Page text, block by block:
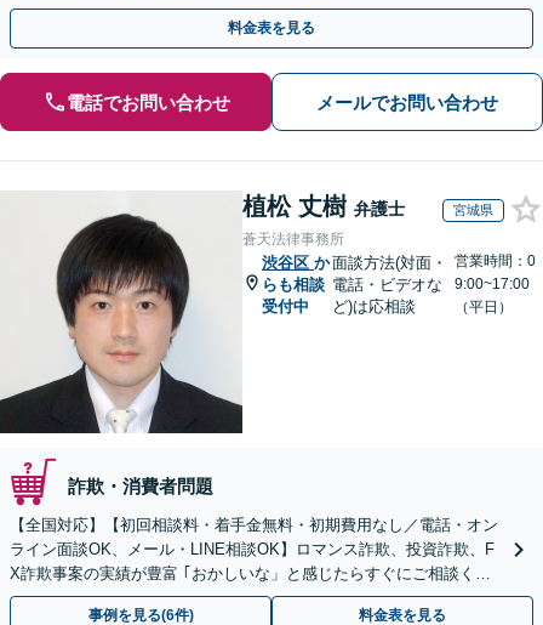
のみで解決も可能！
料金表を見る
電話でお問い合わせ メールでお問い合わせ
植松 丈樹 弁護士 宮城県
蒼天法律事務所
渋谷区 か
らも相談
受付中
面談方法(対面・
電話・ビデオな
ど)は応相談
営業時間：0
9:00~17:00
（平日）
詐欺・消費者問題
【全国対応】【初回相談料・着手金無料・初期費用なし／電話・オン
ライン面談OK、メール・LINE相談OK】ロマンス詐欺、投資詐欺、F
X詐欺事案の実績が豊富 ｢おかしいな」と感じたらすぐにご相談くだ
さい。
事例を見る(6件) 料金表を見る